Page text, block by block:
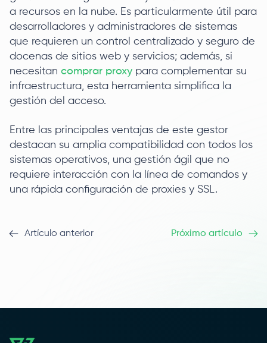
a recursos en la nube. Es particularmente útil para
desarrolladores y administradores de sistemas
que requieren un control centralizado y seguro de
docenas de sitios web y servicios; además, si
necesitan comprar proxy para complementar su
infraestructura, esta herramienta simplifica la
gestión del acceso.
Entre las principales ventajas de este gestor
destacan su amplia compatibilidad con todos los
sistemas operativos, una gestión ágil que no
requiere interacción con la línea de comandos y
una rápida configuración de proxies y SSL.
Artículo anterior Próximo artículo